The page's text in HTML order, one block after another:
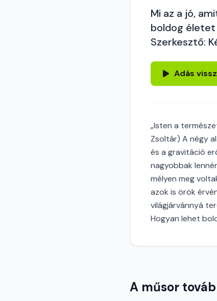
Mi az a jó,
boldog életet
Szerkesztő:
Adás
„Isten a
Zsoltár) A négy
és a gravitáció
nagyobbak
mélyen meg
azok is örök
világjárvánnyá
Hogyan lehet
A műsor